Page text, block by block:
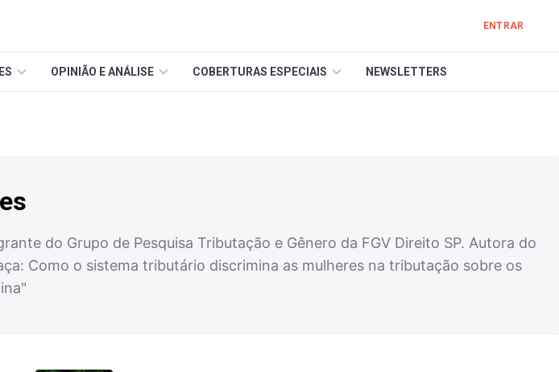
ENTRAR
OPINIÃO E ANÁLISE COBERTURAS ESPECIAIS NEWSLETTERS
do Grupo de Pesquisa Tributação e Gênero da FGV Direito SP. Autora do
Como o sistema tributário discrimina as mulheres na tributação sobre os